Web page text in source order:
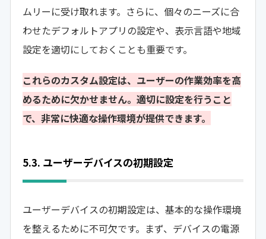
ムリーに受け取れます。さらに、個々のニーズに合
わせたデフォルトアプリの設定や、表示言語や地域
設定を適切にしておくことも重要です。
これらのカスタム設定は、ユーザーの作業効率を高
めるために欠かせません。適切に設定を行うこと
で、非常に快適な操作環境が提供できます。
5.3. ユーザーデバイスの初期設定
ユーザーデバイスの初期設定は、基本的な操作環境
を整えるために不可欠です。まず、デバイスの電源